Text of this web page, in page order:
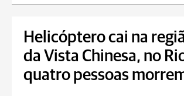
Helicóptero cai na
da Vista Chinesa, no
quatro pessoas